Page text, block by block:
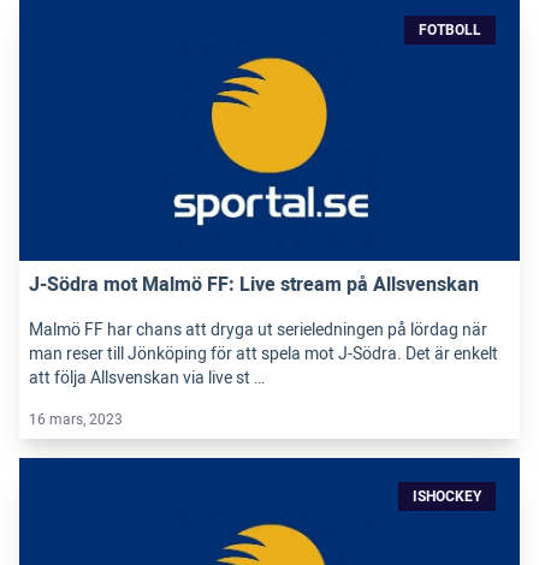
FOTBOLL
J-Södra mot Malmö FF: Live stream på Allsvenskan
Malmö FF har chans att dryga ut serieledningen på lördag när
man reser till Jönköping för att spela mot J-Södra. Det är enkelt
att följa Allsvenskan via live st …
16 mars, 2023
ISHOCKEY